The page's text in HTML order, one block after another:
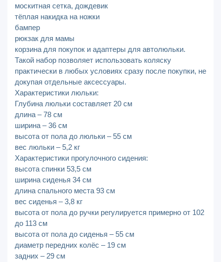
москитная сетка, дождевик
тёплая накидка на ножки
бампер
рюкзак для мамы
корзина для покупок и адаптеры для автолюльки.
Такой набор позволяет использовать коляску
практически в любых условиях сразу после покупки, не
докупая отдельные аксессуары.
Характеристики люльки:
Глубина люльки составляет 20 см
длина – 78 см
ширина – 36 см
высота от пола до люльки – 55 см
вес люльки – 5,2 кг
Характеристики прогулочного сидения:
высота спинки 53,5 см
ширина сиденья 34 см
длина спального места 93 см
вес сиденья – 3,8 кг
высота от пола до ручки регулируется примерно от 102
до 113 см
высота от пола до сиденья – 55 см
диаметр передних колёс – 19 см
задних – 29 см